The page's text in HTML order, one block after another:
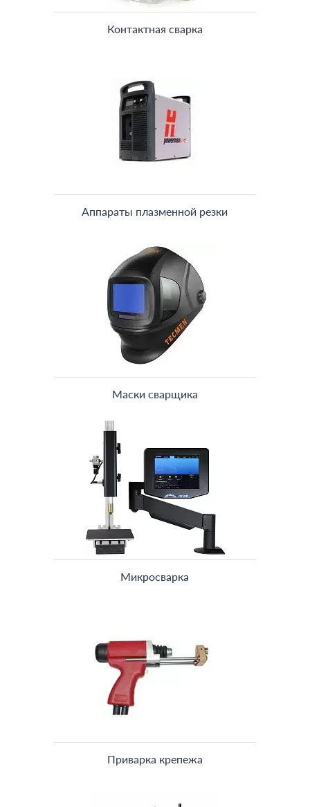
Контактная сварка
Аппараты плазменной резки
Маски сварщика
Микросварка
Приварка крепежа